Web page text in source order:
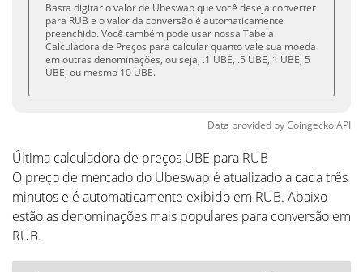
Basta digitar o valor de Ubeswap que você deseja converter
para RUB e o valor da conversão é automaticamente
preenchido. Você também pode usar nossa Tabela
Calculadora de Preços para calcular quanto vale sua moeda
em outras denominações, ou seja, .1 UBE, .5 UBE, 1 UBE, 5
UBE, ou mesmo 10 UBE.
Data provided byCoingeckoAPI
Última calculadora de preços UBE para RUB
O preço de mercado do Ubeswap é atualizado a cada três
minutos e é automaticamente exibido em RUB. Abaixo
estão as denominações mais populares para conversão em
RUB.